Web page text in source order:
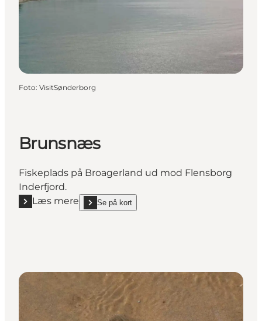
Foto: VisitSønderborg
Brunsnæs
Fiskeplads på Broagerland ud mod Flensborg
Inderfjord.
Læs mere
Læs mere "Brunsnæs"
Se på kort
show Brunsnæs on_map